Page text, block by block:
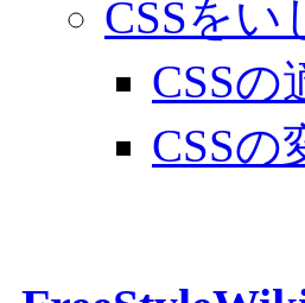
CSSをい
CSSの
CSSの